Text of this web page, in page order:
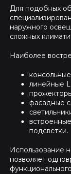
Для подобных
наружного
сложных
Наиболее
линейные
фасадные
подсветки.
Использование
позволяет